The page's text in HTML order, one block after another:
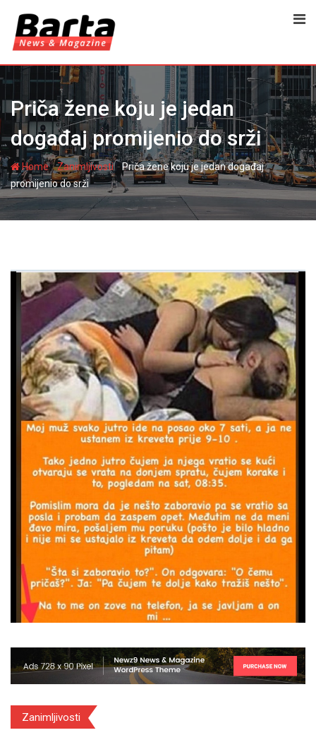
content
Priča žene koju je jedan
događaj promijenio do srži
Home-Zanimljivosti-Priča žene koju je jedan događaj
promijenio do srži
Zanimljivosti